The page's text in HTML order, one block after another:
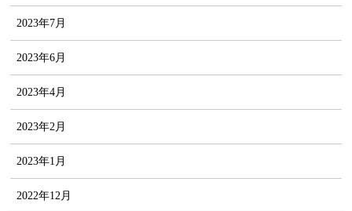
2023年7月
2023年6月
2023年4月
2023年2月
2023年1月
2022年12月